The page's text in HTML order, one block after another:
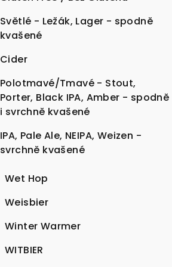
Světlé - Ležák, Lager - spodně
kvašené
Cider
Polotmavé/Tmavé - Stout,
Porter, Black IPA, Amber - spodně
i svrchně kvašené
IPA, Pale Ale, NEIPA, Weizen -
svrchně kvašené
Wet Hop
Weisbier
Winter Warmer
WITBIER